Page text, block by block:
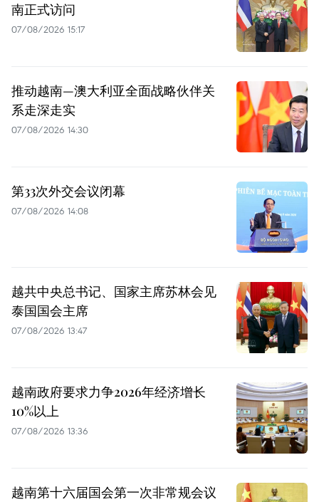
南正式访问
07/08/2026 15:17
推动越南—澳大利亚全面战略伙伴关
系走深走实
07/08/2026 14:30
第33次外交会议闭幕
07/08/2026 14:08
越共中央总书记、国家主席苏林会见
泰国国会主席
07/08/2026 13:47
越南政府要求力争2026年经济增长
10%以上
07/08/2026 13:36
越南第十六届国会第一次非常规会议